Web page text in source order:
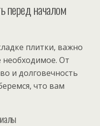
перед началом
плитки, важно
необходимое. От
и долговечность
что вам